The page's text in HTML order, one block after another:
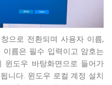
으로 전환되며 사용자 이름,
름은 필수 입력이고 암호는
윈도우 바탕화면으로 들어가
니다. 윈도우 로컬 계정 설치